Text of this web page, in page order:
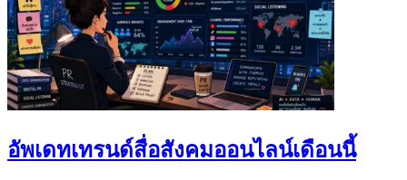
อัพเดทเทรนด์สื่อสังคมออนไลน์เดือนนี้